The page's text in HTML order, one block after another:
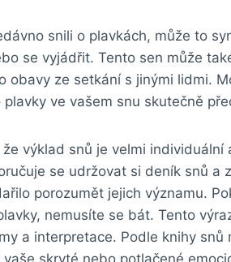
snili o plavkách, může to
se vyjádřit. Tento sen může
obavy ze setkání s jinými lidmi.
ve vašem snu skutečně
výklad snů je velmi individuální
se udržovat si deník snů a
porozumět jejich významu.
nemusíte se bát. Tento
a interpretace. Podle knihy snů